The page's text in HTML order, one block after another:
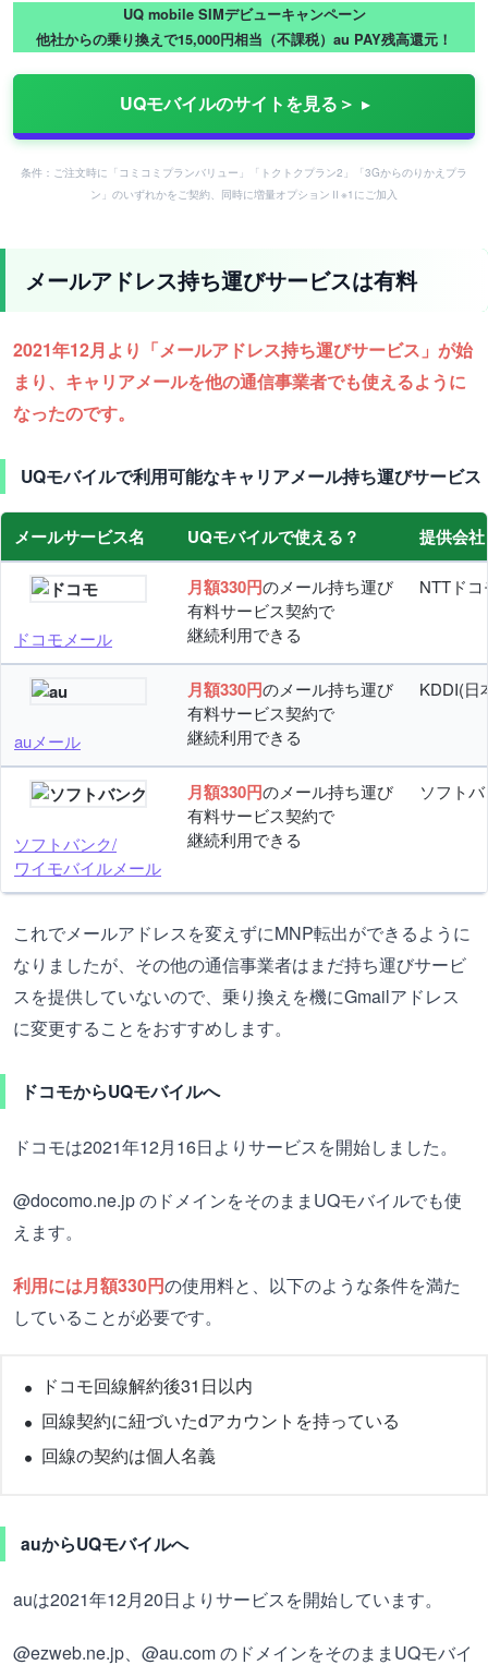
UQ mobile SIMデビューキャンペーン
他社からの乗り換えで15,000円相当（不課税）au PAY残高還元！
UQモバイルのサイトを見る＞
条件：ご注文時に「コミコミプランバリュー」「トクトクプラン2」「3Gからのりかえプラ
ン」のいずれかをご契約、同時に増量オプションⅡ※1にご加入
メールアドレス持ち運びサービスは有料
2021年12月より「メールアドレス持ち運びサービス」が始
まり、キャリアメールを他の通信事業者でも使えるように
なったのです。
UQモバイルで利用可能なキャリアメール持ち運びサービス
メールサービス名 UQモバイルで使える？ 提供会社
ドコモメール
月額330円のメール持ち運び
有料サービス契約で
継続利用できる
NTTド
auメール
月額330円のメール持ち運び
有料サービス契約で
継続利用できる
KDDI(日
ソフトバンク/
ワイモバイルメール
月額330円のメール持ち運び
有料サービス契約で
継続利用できる
ソフト
これでメールアドレスを変えずにMNP転出ができるように
なりましたが、その他の通信事業者はまだ持ち運びサービ
スを提供していないので、乗り換えを機にGmailアドレス
に変更することをおすすめします。
ドコモからUQモバイルへ
ドコモは2021年12月16日よりサービスを開始しました。
@docomo.ne.jp のドメインをそのままUQモバイルでも使
えます。
利用には月額330円の使用料と、以下のような条件を満た
していることが必要です。
ドコモ回線解約後31日以内
回線契約に紐づいたdアカウントを持っている
回線の契約は個人名義
auからUQモバイルへ
auは2021年12月20日よりサービスを開始しています。
@ezweb.ne.jp、@au.com のドメインをそのままUQモバイ